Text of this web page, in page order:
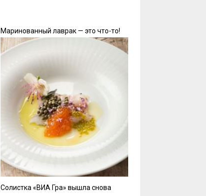
Маринованный лаврак — это что-то!
Солистка «ВИА Гра» вышла снова